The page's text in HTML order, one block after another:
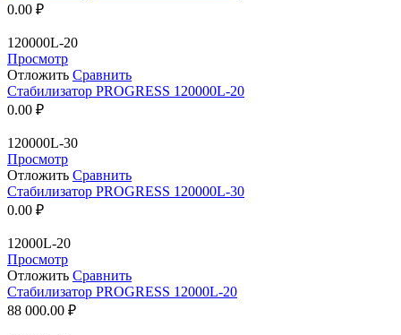
0.00 ₽
120000L-20
Просмотр
Отложить Сравнить
Стабилизатор PROGRESS 120000L-20
0.00 ₽
120000L-30
Просмотр
Отложить Сравнить
Стабилизатор PROGRESS 120000L-30
0.00 ₽
12000L-20
Просмотр
Отложить Сравнить
Стабилизатор PROGRESS 12000L-20
88 000.00 ₽